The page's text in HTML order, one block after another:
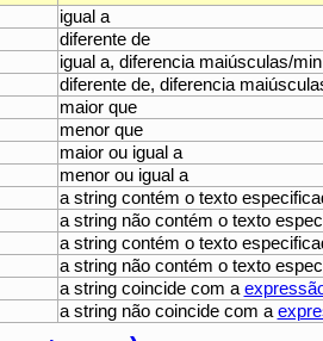
igual a
diferente de
igual a, diferencia maiúsculas/
diferente de, diferencia
maior que
menor que
maior ou igual a
menor ou igual a
a string contém o texto
a string não contém o texto
a string contém o texto
a string não contém o texto
a string coincide com a
a string não coincide com a